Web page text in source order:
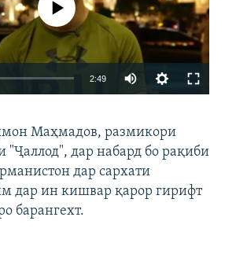
240p 360p 480p
720p 1080p
кор намекунад
2:49
360p
480p
Маҳмадов, размикори
"Ҷаллод", дар набард бо рақиби
дар сархати
дар ин кишвар қарор гирифт
барангехт.